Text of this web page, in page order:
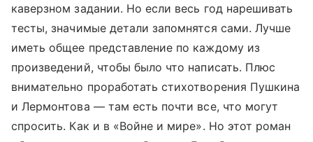
каверзном задании. Но если весь год нарешивать
тесты, значимые детали запомнятся сами. Лучше
иметь общее представление по каждому из
произведений, чтобы было что написать. Плюс
внимательно проработать стихотворения Пушкина
и Лермонтова — там есть почти все, что могут
спросить. Как и в «Войне и мире». Но этот роман